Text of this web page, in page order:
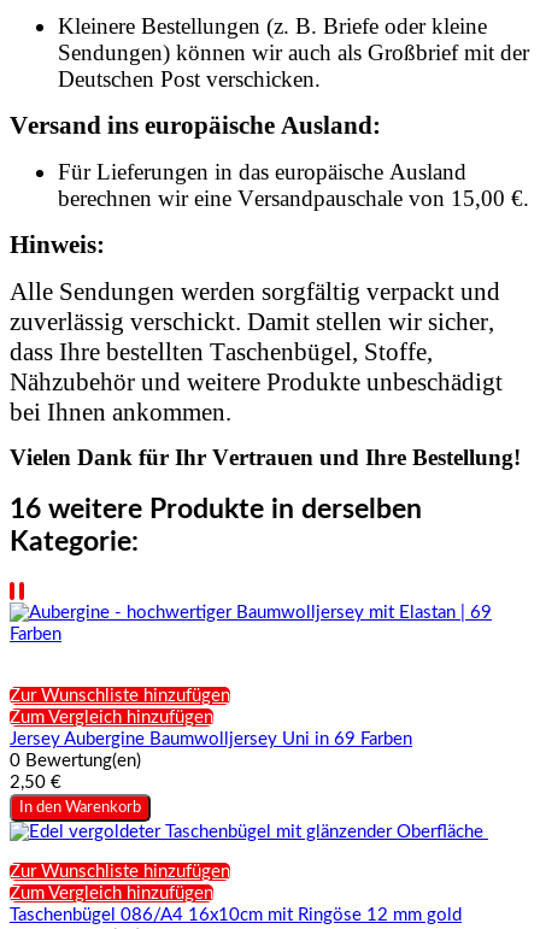
Kleinere Bestellungen (z. B. Briefe oder kleine
Sendungen) können wir auch als Großbrief mit der
Deutschen Post verschicken.
Versand ins europäische Ausland:
Für Lieferungen in das europäische Ausland
berechnen wir eine Versandpauschale von 15,00 €.
Hinweis:
Alle Sendungen werden sorgfältig verpackt und
zuverlässig verschickt. Damit stellen wir sicher,
dass Ihre bestellten Taschenbügel, Stoffe,
Nähzubehör und weitere Produkte unbeschädigt
bei Ihnen ankommen.
Vielen Dank für Ihr Vertrauen und Ihre Bestellung!
16 weitere Produkte in derselben
Kategorie:
Zur Wunschliste hinzufügen
Zum Vergleich hinzufügen
Jersey Aubergine Baumwolljersey Uni in 69 Farben
0 Bewertung(en)
2,50 €
In den Warenkorb
Zur Wunschliste hinzufügen
Zum Vergleich hinzufügen
Taschenbügel 086/A4 16x10cm mit Ringöse 12 mm gold